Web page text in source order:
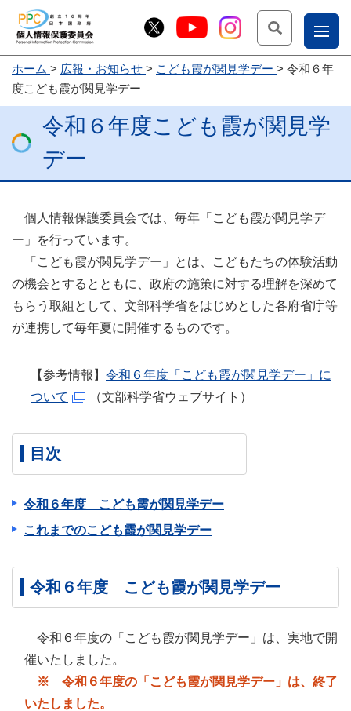
お
問
じょ
ー部
ホーム 広報・お知らせ こども霞が関見学デー
令和６年
度こども霞が関見学デー
令和６年度こども霞が関見学
デー
個人情報保護委員会では、毎年「こども霞が関見学デ
ー」を行っています。
「こども霞が関見学デー」とは、こどもたちの体験活動
の機会とするとともに、政府の施策に対する理解を深めて
もらう取組として、文部科学省をはじめとした各府省庁等
が連携して毎年夏に開催するものです。
【参考情報】 令和６年度「こども霞が関見学デー」に
ついて
（文部科学省ウェブサイト）
目次
令和６年度 こども霞が関見学デー
これまでのこども霞が関見学デー
令和６年度 こども霞が関見学デー
令和６年度の「こども霞が関見学デー」は、実地で開
催いたしました。
※ 令和６年度の「こども霞が関見学デー」は、終了
いたしました。